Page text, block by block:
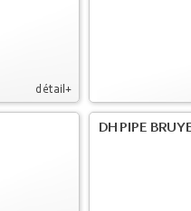
détail+
DH PIPE